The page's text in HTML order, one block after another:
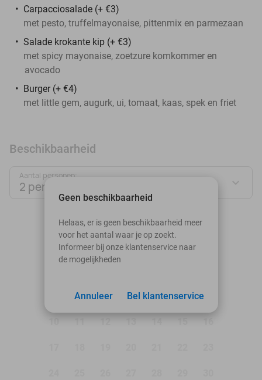
Carpacciosalade (+ €3)
met pesto, truffelmayonaise, pittenmix en parmezaan
Salade krokante kip (+ €3)
met spicy mayonaise, zoetzure komkommer en
avocado
Burger (+ €4)
met little gem, augurk, ui, tomaat, kaas, spek en friet
Beschikbaarheid
Aantal personen:
2 personen
augustus 2026
Ma
Di Wo Do Vr
4 5 6 7 8
Geen beschikbaarheid
Helaas, er is geen beschikbaarheid meer
voor het aantal waar je op zoekt.
Informeer bij onze klantenservice naar
de mogelijkheden
Bel klantenservice
Annuleer